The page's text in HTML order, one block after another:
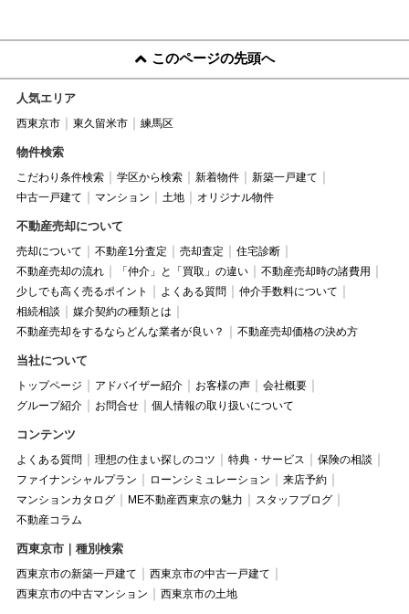
このページの先頭へ
人気エリア
西東京市 東久留米市 練馬区
物件検索
こだわり条件検索 学区から検索 新着物件
新築一戸建て
中古一戸建て
マンション 土地 オリジナル物件
不動産売却について
売却について 不動産1分査定 売却査定
住宅診断
不動産売却の流れ
「仲介」と「買取」の違い
不動産売却時の諸費用
少しでも高く売るポイント
よくある質問
仲介手数料について
相続相談
媒介契約の種類とは
不動産売却をするならどんな業者が良い？
不動産売却価格の決め方
当社について
トップページ アドバイザー紹介 お客様の声
会社概要
グループ紹介
お問合せ 個人情報の取り扱いについて
コンテンツ
よくある質問 理想の住まい探しのコツ 特典・サービス
保険の相談
ファイナンシャルプラン
ローンシミュレーション
来店予約
マンションカタログ
ME不動産西東京の魅力
スタッフブログ
不動産コラム
西東京市｜種別検索
西東京市の新築一戸建て
西東京市の中古一戸建て
西東京市の中古マンション
西東京市の土地